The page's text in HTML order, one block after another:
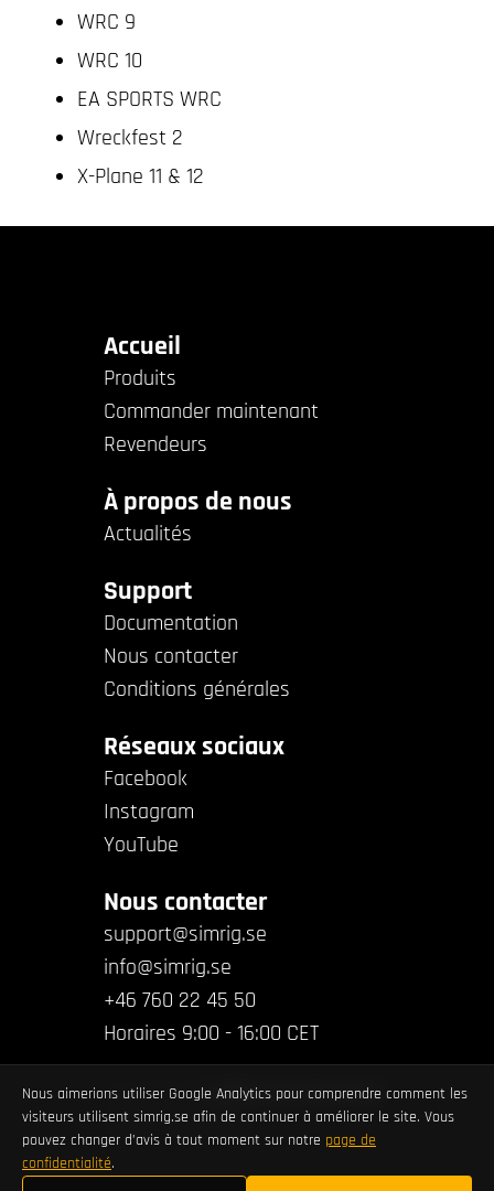
WRC 9
WRC 10
EA SPORTS WRC
Wreckfest 2
X-Plane 11 & 12
Accueil
Produits
Commander maintenant
Revendeurs
À propos de nous
Actualités
Support
Documentation
Nous contacter
Conditions générales
Réseaux sociaux
Facebook
Instagram
YouTube
Nous contacter
support@simrig.se
info@simrig.se
+46 760 22 45 50
Horaires 9:00 - 16:00 CET
Copyright ©SIMRIG AB 2018-2026
All rights reserved.
Nous aimerions utiliser Google Analytics pour comprendre comment les
visiteurs utilisent simrig.se afin de continuer à améliorer le site. Vous
pouvez changer d’avis à tout moment sur notre page de
confidentialité.